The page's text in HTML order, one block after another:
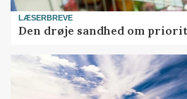
LÆSERBREVE
Den drøje sandhed om